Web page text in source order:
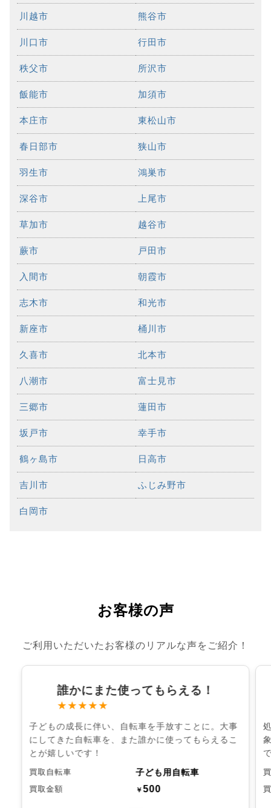
川越市 熊谷市
川口市 行田市
秩父市 所沢市
飯能市 加須市
本庄市 東松山市
春日部市 狭山市
羽生市 鴻巣市
深谷市 上尾市
草加市 越谷市
蕨市 戸田市
入間市 朝霞市
志木市 和光市
新座市 桶川市
久喜市 北本市
八潮市 富士見市
三郷市 蓮田市
坂戸市 幸手市
鶴ヶ島市 日高市
吉川市 ふじみ野市
白岡市
お客様の声
ご利用いただいたお客様のリアルな声をご紹介！
誰かにまた使ってもらえる！
★★★★★
子どもの成長に伴い、自転車を手放すことに。大事
にしてきた自転車を、また誰かに使ってもらえるこ
とが嬉しいです！
買取自転車 子ども用自転車
買取金額 ￥500